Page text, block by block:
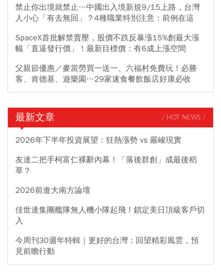
禁止你出境就禁止…中國出入境新規9/15上路，台灣
人小心「有去無回」？4種職業特別注意：前例在這
SpaceX首批解禁賣壓，股價不跌反暴漲15%創最大漲
幅「直逼發行價」！最新目標價：有6成上漲空間
父親節優惠／麥當勞買一送一、六福村免費玩！必勝
客、肯德基、遊樂園…29家速食餐飲飯店好康必收
最新文章 / HOT NEWS /
2026年下半年投資展望：狂熱漲勢 vs 嚴峻現實
友達二把手柯富仁裸辭內幕！「落後群創」成最後稻
草？
2026前進大南方論壇
佳世達集團艦隊無人機小隊起飛！鎖定美日頂級客戶切
入
今周刊30週年特輯｜更好的台灣：回望精彩風雲，預
見前瞻行動